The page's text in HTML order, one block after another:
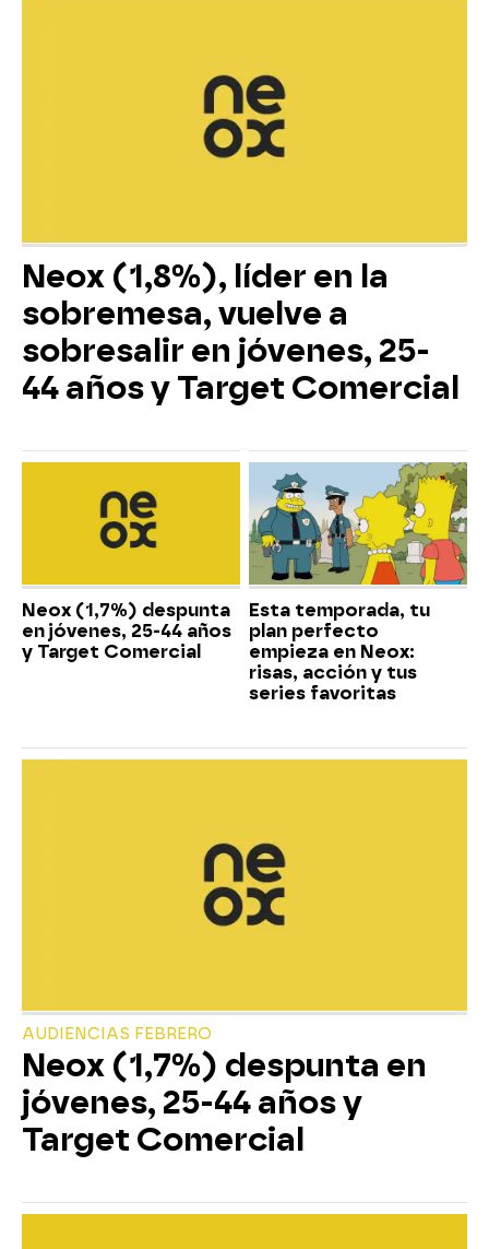
Neox (1,8%), líder en la
sobremesa, vuelve a
sobresalir en jóvenes, 25-
44 años y Target Comercial
Neox (1,7%) despunta
en jóvenes, 25-44 años
y Target Comercial
Esta temporada, tu
plan perfecto
empieza en Neox:
risas, acción y tus
series favoritas
AUDIENCIAS FEBRERO
Neox (1,7%) despunta en
jóvenes, 25-44 años y
Target Comercial